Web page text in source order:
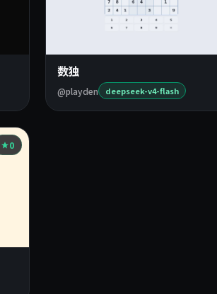
数独
@playden deepseek-v4-flash
0